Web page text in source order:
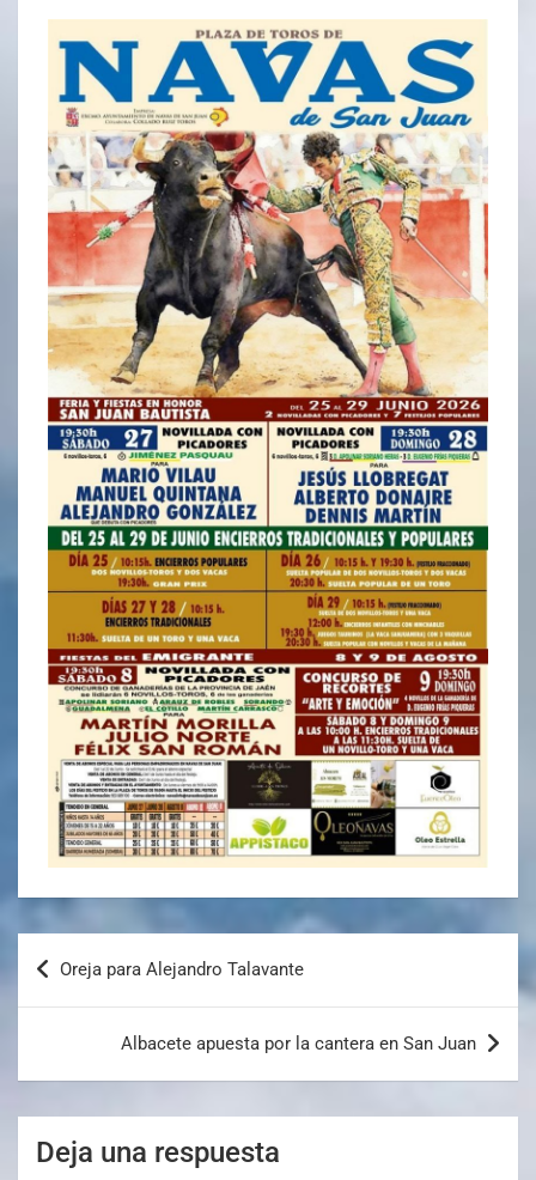
Oreja para Alejandro Talavante
Albacete apuesta por la cantera en San Juan
Deja una respuesta